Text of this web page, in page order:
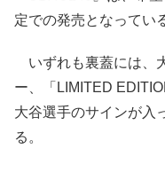
定での発売となってい
いずれも裏蓋には、
ー、「LIMITED
大谷選手のサインが入
る。